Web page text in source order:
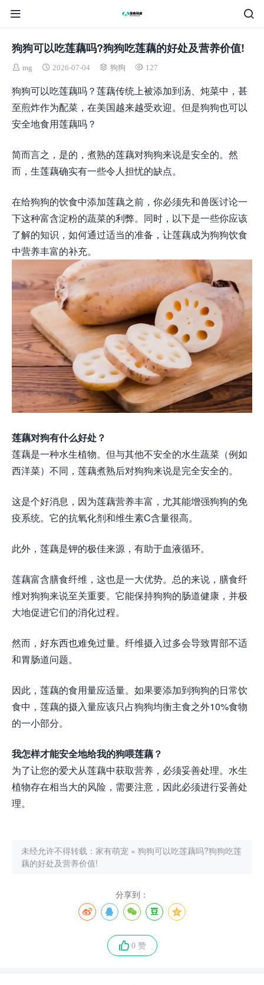
狗狗可以吃莲藕吗?狗狗吃莲藕的好处及营养价值!
mg 2026-07-04 狗狗 127
狗狗可以吃莲藕吗？莲藕传统上被添加到汤、炖菜中，甚
至煎炸作为配菜，在美国越来越受欢迎。但是狗狗也可以
安全地食用莲藕吗？
简而言之，是的，煮熟的莲藕对狗狗来说是安全的。然
而，生莲藕确实有一些令人担忧的缺点。
在给狗狗的饮食中添加莲藕之前，你必须先和兽医讨论一
下这种富含淀粉的蔬菜的利弊。同时，以下是一些你应该
了解的知识，如何通过适当的准备，让莲藕成为狗狗饮食
中营养丰富的补充。
莲藕对狗有什么好处？
莲藕是一种水生植物。但与其他不安全的水生蔬菜（例如
西洋菜）不同，莲藕煮熟后对狗狗来说是完全安全的。
这是个好消息，因为莲藕营养丰富，尤其能增强狗狗的免
疫系统。它的抗氧化剂和维生素C含量很高。
此外，莲藕是钾的极佳来源，有助于血液循环。
莲藕富含膳食纤维，这也是一大优势。总的来说，膳食纤
维对狗狗来说至关重要。它能保持狗狗的肠道健康，并极
大地促进它们的消化过程。
然而，好东西也难免过量。纤维摄入过多会导致胃部不适
和胃肠道问题。
因此，莲藕的食用量应适量。如果要添加到狗狗的日常饮
食中，莲藕的摄入量应该只占狗狗均衡主食之外10%食物
的一小部分。
我怎样才能安全地给我的狗喂莲藕？
为了让您的爱犬从莲藕中获取营养，必须妥善处理。水生
植物存在相当大的风险，需要注意，因此必须进行妥善处
理。
未经允许不得转载： 家有萌宠 » 狗狗可以吃莲藕吗?狗狗吃莲
藕的好处及营养价值!
分享到：
0 赞